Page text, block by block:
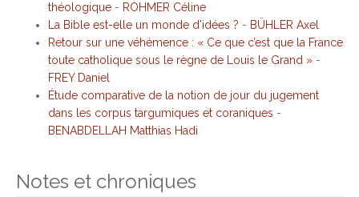
théologique - ROHMER Céline
La Bible est-elle un monde d’idées ? - BÜHLER Axel
Retour sur une véhémence : « Ce que c’est que la France
toute catholique sous le règne de Louis le Grand » -
FREY Daniel
Étude comparative de la notion de jour du jugement
dans les corpus targumiques et coraniques -
BENABDELLAH Matthias Hadi
Notes et chroniques